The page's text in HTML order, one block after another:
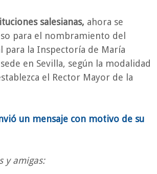
salesianas, ahora se
para el nombramiento del
para la Inspectoría de María
en Sevilla, según la modalidad
el Rector Mayor de la
un mensaje con motivo de su
y amigas: